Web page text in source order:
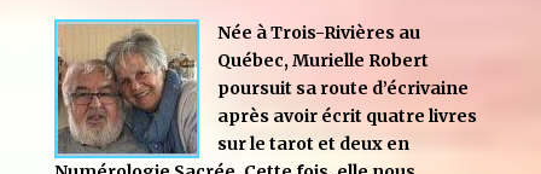
Née à Trois-Rivières au
Québec, Murielle Robert
poursuit sa route d’écrivaine
après avoir écrit quatre livres
sur le tarot et deux en